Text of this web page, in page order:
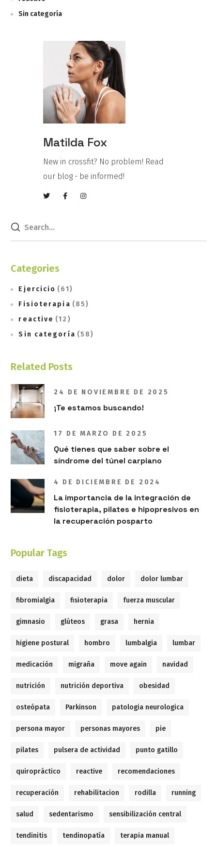
Sin categoría
Matilda Fox
New in crossfit? No problem! Read
our blog - be informed!
Categories
Ejercicio (61)
Fisioterapia (85)
reactive (12)
Sin categoría (58)
Related Posts
24 DE NOVIEMBRE DE 2025
¡Te estamos buscando!
17 DE MARZO DE 2025
Qué tienes que saber sobre el
síndrome del túnel carpiano
4 DE DICIEMBRE DE 2024
La importancia de la integración de
fisioterapia, pilates e hipopresivos en
la recuperación posparto
Popular Tags
dieta discapacidad dolor dolor lumbar
fibromialgia fisioterapia fuerza muscular
gimnasio glúteos grasa hernia
higiene postural hombro lumbalgia lumbar
medicación migraña move again navidad
nutrición nutrición deportiva obesidad
osteópata Parkinson patologia neurologica
persona mayor personas mayores pie
pilates pulsera de actividad punto gatillo
quiropráctico reactive recomendaciones
recuperación rehabilitacion rodilla running
salud sedentarismo sensibilización central
tendinitis tendinopatía terapia manual